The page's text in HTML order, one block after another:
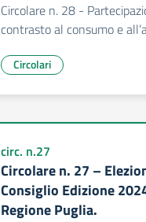
Circolare n. 28 -
contrasto al consumo e
Circolari
circ. n.27
Circolare n. 27 –
Consiglio Edizione
Regione Puglia.